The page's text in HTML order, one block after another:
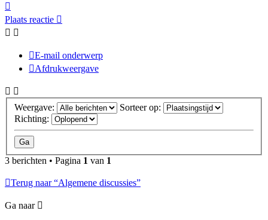
Plaats reactie
E-mail onderwerp
Afdrukweergave
Weergave:
Sorteer op:
Richting:
3 berichten • Pagina 1 van 1
Terug naar “Algemene discussies”
Ga naar